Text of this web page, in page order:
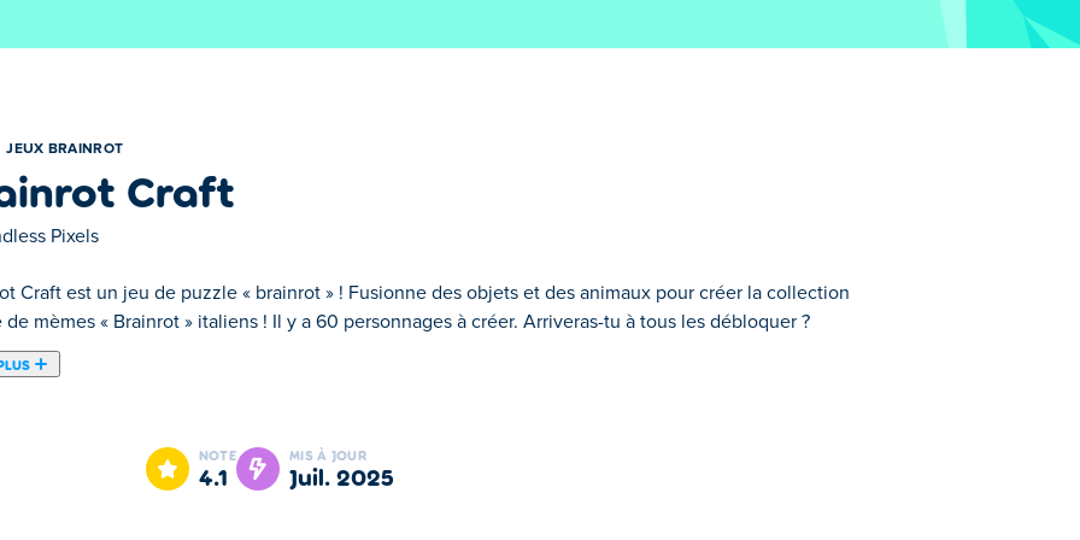
JEUX BRAINROT
Craft
Pixels
Craft est un jeu de puzzle « brainrot » ! Fusionne des objets et des animaux pour créer la collection
de mèmes « Brainrot » italiens ! Il y a 60 personnages à créer. Arriveras-tu à tous les débloquer ?
où vous créez la collection ultime de mèmes de brainrot italiens ! Mélangez des éléments originaux
par la folie ! Prêt à créer le brainrot le plus fou de tous les temps ?
NOTE
4.1
MIS À JOUR
juil. 2025